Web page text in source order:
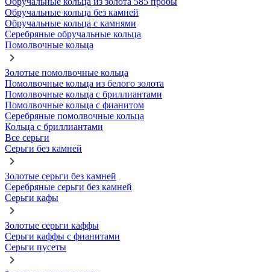
Обручальные кольца без камней
Обручальные кольца с камнями
Серебряные обручальные кольца
Помолвочные кольца
Золотые помолвочные кольца
Помолвочные кольца из белого золота
Помолвочные кольца с бриллиантами
Помолвочные кольца с фианитом
Серебряные помолвочные кольца
Кольца с бриллиантами
Все серьги
Серьги без камней
Золотые серьги без камней
Серебряные серьги без камней
Серьги кафы
Золотые серьги каффы
Серьги каффы с фианитами
Серьги пусеты